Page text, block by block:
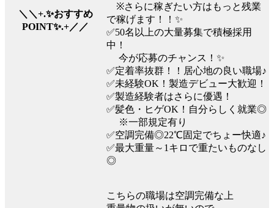
＼＼+.✨おすすめ
POINT✨.+／／
※さらに稼ぎたい方はもっと残業
で稼げます！！✨
✅50名以上の大量募集で積極採用
中！
今が応募のチャンス！✨
✅定着率抜群！！居心地の良い職場♪
✅未経験OK！製造デビュー大歓迎！
✅製造経験者はさらに優遇！
✅髪色・ヒゲOK！自分らしく就業◎
※一部規定有り
✅空調完備◎22℃固定でちょー快適♪
✅最大重量～1キロで重たいものなし
◎
こちらの職場は空調完備な上